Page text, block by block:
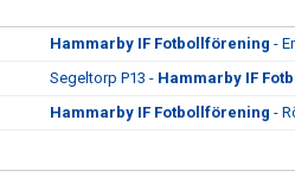
Hammarby IF Fotbollförening -
Segeltorp P13 - Hammarby IF
Hammarby IF Fotbollförening -